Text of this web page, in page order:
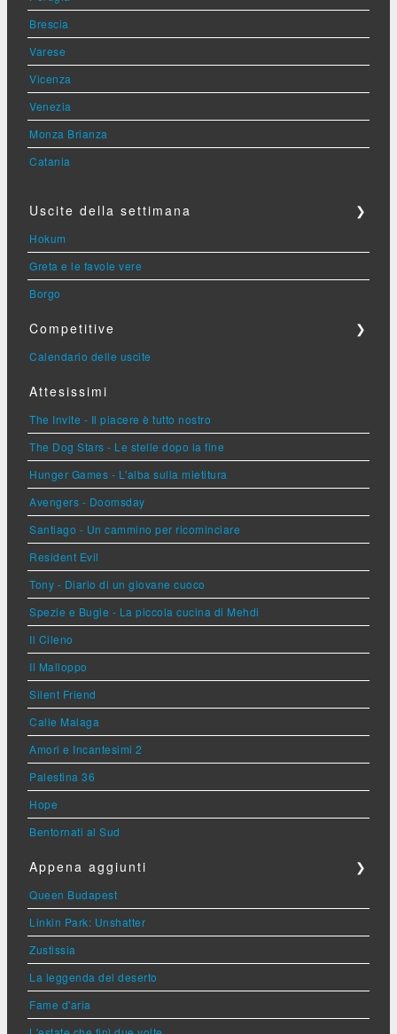
Brescia
Varese
Vicenza
Venezia
Monza Brianza
Catania
Uscite della settimana ❯
Hokum
Greta e le favole vere
Borgo
Competitive ❯
Calendario delle uscite
Attesissimi
The Invite - Il piacere è tutto nostro
The Dog Stars - Le stelle dopo la fine
Hunger Games - L'alba sulla mietitura
Avengers - Doomsday
Santiago - Un cammino per ricominciare
Resident Evil
Tony - Diario di un giovane cuoco
Spezie e Bugie - La piccola cucina di Mehdi
Il Cileno
Il Malloppo
Silent Friend
Calle Malaga
Amori e Incantesimi 2
Palestina 36
Hope
Bentornati al Sud
Appena aggiunti ❯
Queen Budapest
Linkin Park: Unshatter
Zustissia
La leggenda del deserto
Fame d'aria